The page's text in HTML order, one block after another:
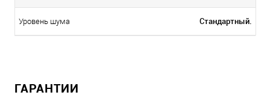
Уровень шума Стандартный.
ГАРАНТИИ